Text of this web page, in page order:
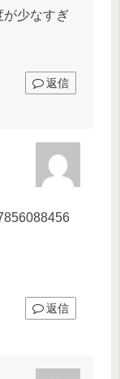
が少なすぎ
返信
返信